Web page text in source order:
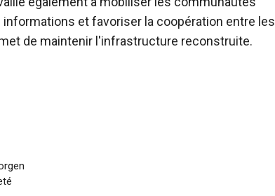
et favoriser la coopération entre les
de maintenir l'infrastructure reconstruite.